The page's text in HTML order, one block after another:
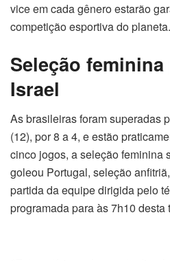
vice em cada gênero estarão
competição esportiva do planeta.
Seleção
Israel
As brasileiras foram superadas
(12), por 8 a 4, e estão
cinco jogos, a seleção feminina
goleou Portugal, seleção
partida da equipe dirigida pelo
programada para às 7h10 desta